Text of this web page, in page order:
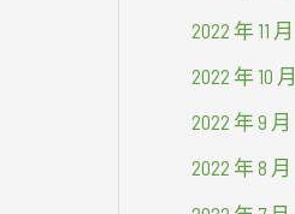
2022 年 11 月
2022 年 10 月
2022 年 9 月
2022 年 8 月